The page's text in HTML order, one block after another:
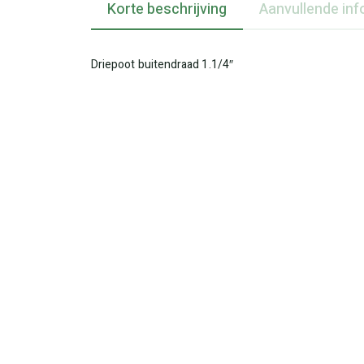
Korte beschrijving Aanvullende
Driepoot buitendraad 1.1/4″